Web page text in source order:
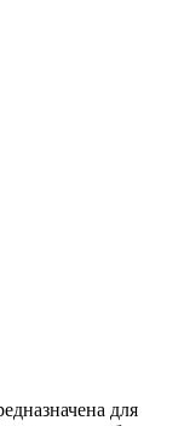
для